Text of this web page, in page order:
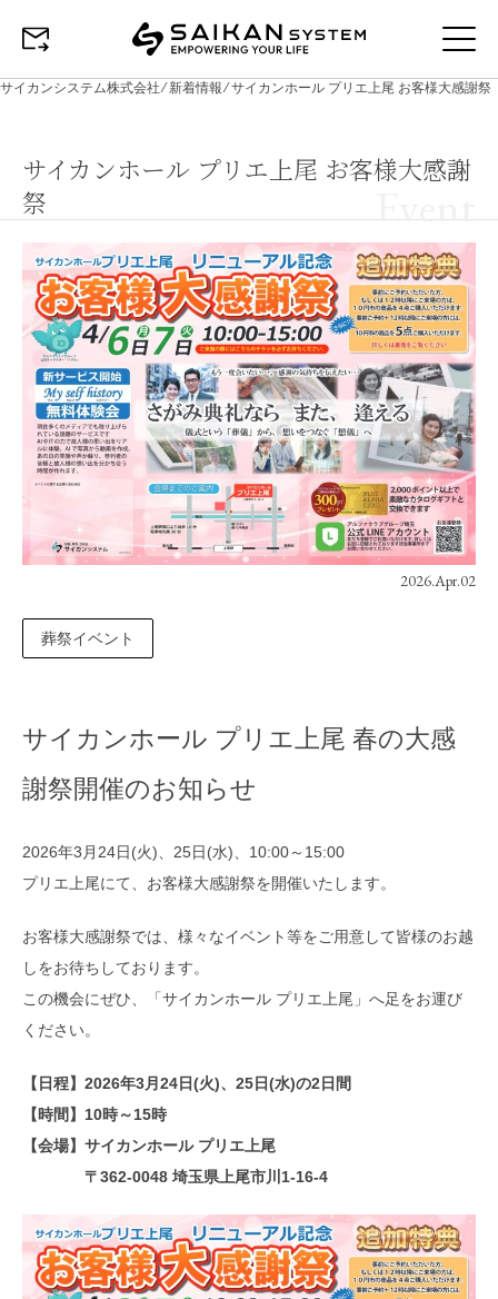
サイカンシステム株式会社⁄新着情報⁄サイカンホール プリエ上尾 お客様大感謝祭
サイカンホール プリエ上尾 お客様大感謝
祭
Event
2026.Apr.02
葬祭イベント
サイカンホール プリエ上尾 春の大感
謝祭開催のお知らせ
2026年3月24日(火)、25日(水)、10:00～15:00
プリエ上尾にて、お客様大感謝祭を開催いたします。
お客様大感謝祭では、様々なイベント等をご用意して皆様のお越
しをお待ちしております。
この機会にぜひ、「サイカンホール プリエ上尾」へ足をお運び
ください。
【日程】2026年3月24日(火)、25日(水)の2日間
【時間】10時～15時
【会場】サイカンホール プリエ上尾
〒362-0048 埼玉県上尾市川1-16-4